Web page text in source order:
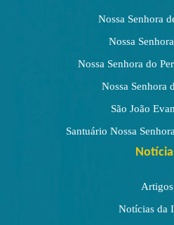
Nossa Senhora
Nossa
Nossa Senhora do
Nossa Senhora
São João
Santuário Nossa
Artigos
Notícias da